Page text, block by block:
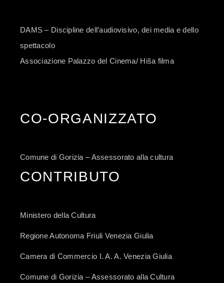
DAMS – Discipline dell’audiovisivo, dei media e dello
spettacolo
Associazione Palazzo del Cinema/ Hiša filma
CO-ORGANIZZATO
Comune di Gorizia – Assessorato alla cultura
CONTRIBUTO
Ministero della Cultura
Regione Autonoma Friuli Venezia Giulia
Camera di Commercio I. A. A. Venezia Giulia
Comune di Gorizia – Assessorato alla Cultura